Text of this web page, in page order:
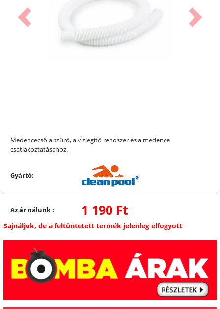
Előző
Medencecső a szűrő, a vízlegítő rendszer és a medence
csatlakoztatásához.
Gyártó:
Az ár nálunk: 1 190 Ft
Sajnáljuk, de a feltüntetett termék jelenleg elfogyott